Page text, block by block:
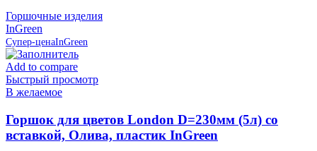
Горшочные изделия
InGreen
Супер-ценаInGreen
Add to compare
Быстрый просмотр
В желаемое
Горшок для цветов London D=230мм (5л) со
вставкой, Олива, пластик InGreen